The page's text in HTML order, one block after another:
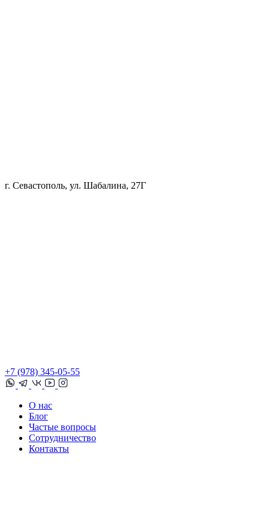
г. Севастополь, ул. Шабалина, 27Г
+7 (978) 345-05-55
О нас
Блог
Частые вопросы
Сотрудничество
Контакты